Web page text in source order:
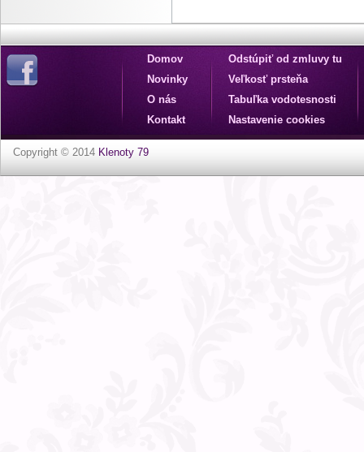
Domov
Novinky
O nás
Kontakt
Odstúpiť od zmluvy tu
Veľkosť prsteňa
Tabuľka vodotesnosti
Nastavenie cookies
Copyright © 2014 Klenoty 79